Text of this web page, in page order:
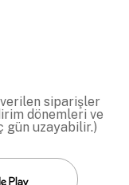
verilen siparişler
dönemleri ve
gün uzayabilir.)